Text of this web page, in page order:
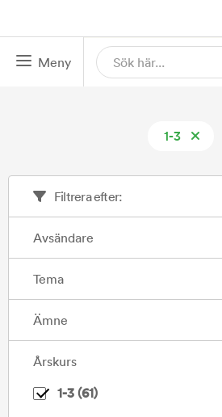
Meny
1-3
Filtrera efter:
Avsändare
Tema
Ämne
Årskurs
1-3(61)